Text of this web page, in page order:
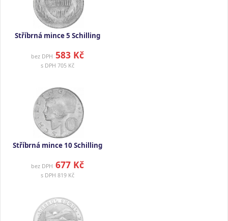
Stříbrná mince 5 Schilling
bez DPH 583 Kč
s DPH 705 Kč
Stříbrná mince 10 Schilling
bez DPH 677 Kč
s DPH 819 Kč